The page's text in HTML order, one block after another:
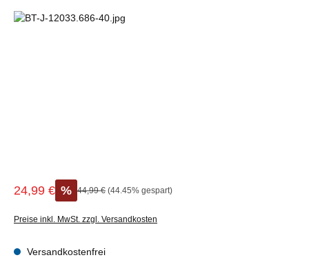
Bildergalerie überspringen
Verkaufspreis:
24,99 € % Regulärer Preis:
44,99 € (44.45% gespart)
Preise inkl. MwSt. zzgl. Versandkosten
Versandkostenfrei